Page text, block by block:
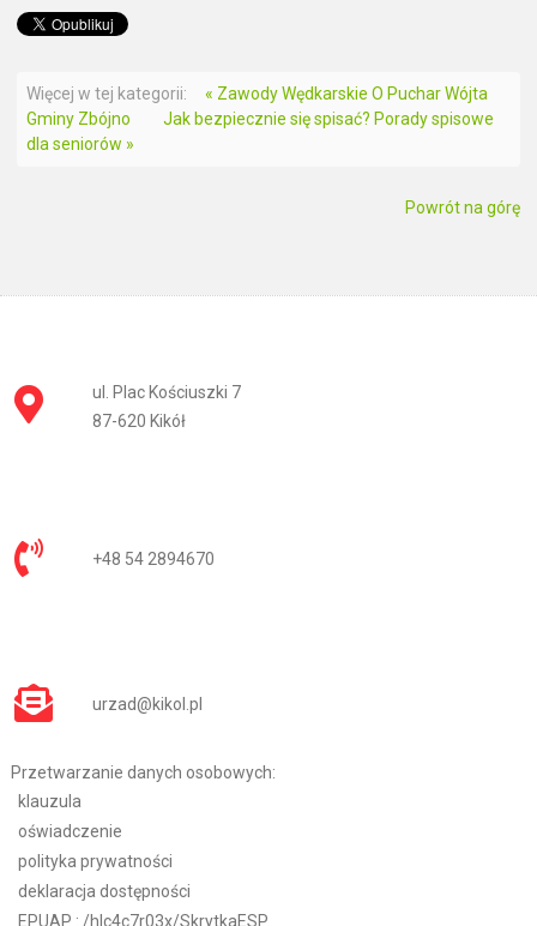
Więcej w tej kategorii:
« Zawody Wędkarskie O Puchar Wójta
Gminy Zbójno
Jak bezpiecznie się spisać? Porady spisowe
dla seniorów »
Powrót na górę
ul. Plac Kościuszki 7
87-620 Kikół
+48 54 2894670
urzad@kikol.pl
Przetwarzanie danych osobowych:
klauzula
oświadczenie
polityka prywatności
deklaracja dostępności
EPUAP : /hlc4c7r03x/SkrytkaESP